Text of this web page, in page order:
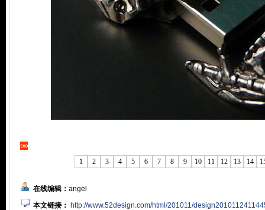
1 2 3 4 5 6 7 8 9 10 11 12 13 14
在线编辑： angel
本文链接：
http://www.52design.com/html/201011/